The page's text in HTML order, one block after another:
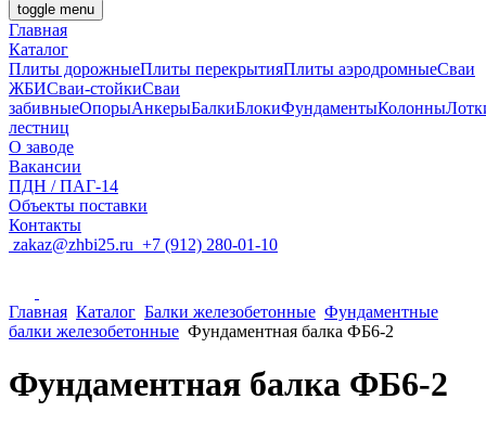
toggle menu
Главная
Каталог
Плиты дорожныеПлиты перекрытияПлиты аэродромныеСваи
ЖБИСваи-стойкиСваи
забивныеОпорыАнкерыБалкиБлокиФундаментыКолонны
лестниц
О заводе
Вакансии
ПДН / ПАГ-14
Объекты поставки
Контакты
zakaz@zhbi25.ru +7 (912) 280-01-10
Главная Каталог Балки железобетонные Фундаментные
балки железобетонные Фундаментная балка ФБ6-2
Фундаментная балка ФБ6-2